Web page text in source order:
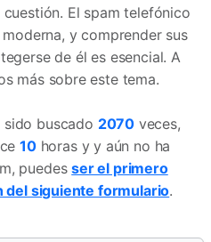
El spam telefónico
y comprender sus
de él es esencial. A
más sobre este tema.
sido buscado 2070veces,
10horas y y aún no ha
puedesser el primero
del siguiente formulario.